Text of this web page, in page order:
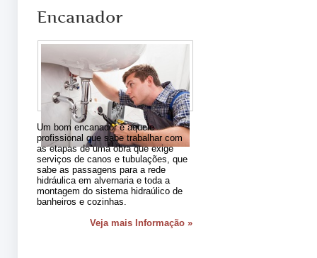
Encanador
Um bom encanador é aquele
profissional que sabe trabalhar com
as etapas de uma obra que exige
serviços de canos e tubulações, que
sabe as passagens para a rede
hidráulica em alvernaria e toda a
montagem do sistema hidraúlico de
banheiros e cozinhas.
Veja mais Informação »